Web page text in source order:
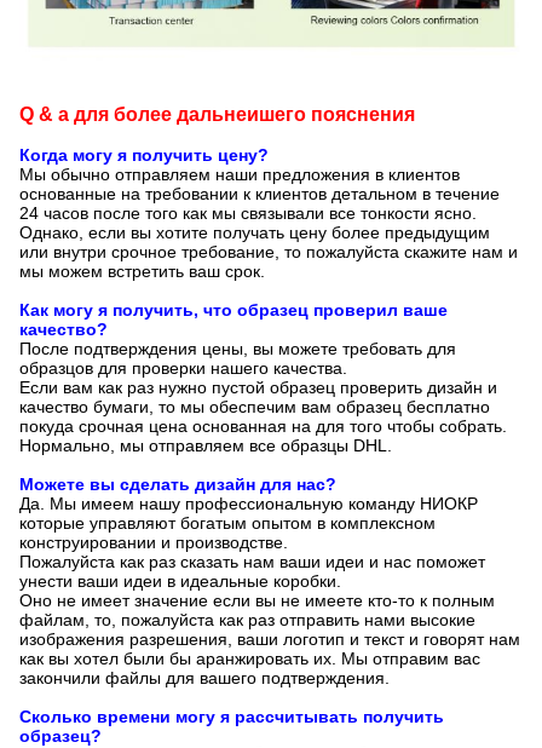
Q & a для более дальнеишего пояснения
Когда могу я получить цену?
Мы обычно отправляем наши предложения в клиентов
основанные на требовании к клиентов детальном в течение
24 часов после того как мы связывали все тонкости ясно.
Однако, если вы хотите получать цену более предыдущим
или внутри срочное требование, то пожалуйста скажите нам и
мы можем встретить ваш срок.
Как могу я получить, что образец проверил ваше
качество?
После подтверждения цены, вы можете требовать для
образцов для проверки нашего качества.
Если вам как раз нужно пустой образец проверить дизайн и
качество бумаги, то мы обеспечим вам образец бесплатно
покуда срочная цена основанная на для того чтобы собрать.
Нормально, мы отправляем все образцы DHL.
Можете вы сделать дизайн для нас?
Да. Мы имеем нашу профессиональную команду НИОКР
которые управляют богатым опытом в комплексном
конструировании и производстве.
Пожалуйста как раз сказать нам ваши идеи и нас поможет
унести ваши идеи в идеальные коробки.
Оно не имеет значение если вы не имеете кто-то к полным
файлам, то, пожалуйста как раз отправить нами высокие
изображения разрешения, ваши логотип и текст и говорят нам
как вы хотел были бы аранжировать их. Мы отправим вас
закончили файлы для вашего подтверждения.
Сколько времени могу я рассчитывать получить
образец?